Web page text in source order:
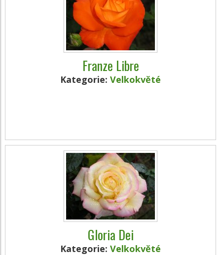
Franze Libre
Kategorie: Velkokvěté
Gloria Dei
Kategorie: Velkokvěté